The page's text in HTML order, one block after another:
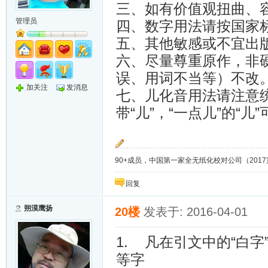
管理员
加关注 发消息
三、如有价值观扭曲、
四、数字用法请按国家
五、其他敏感或不宜出
六、尽量尊重原作，非
误、用词不当等）不改
七、儿化音用法请注意
带“儿”，“一点儿”的“儿
90+成员，中国第一家全无纸化校对公司（
回复
朔漠鹰扬 20楼 发表于: 2016-04-01
1. 凡在引文中的“白字
等字